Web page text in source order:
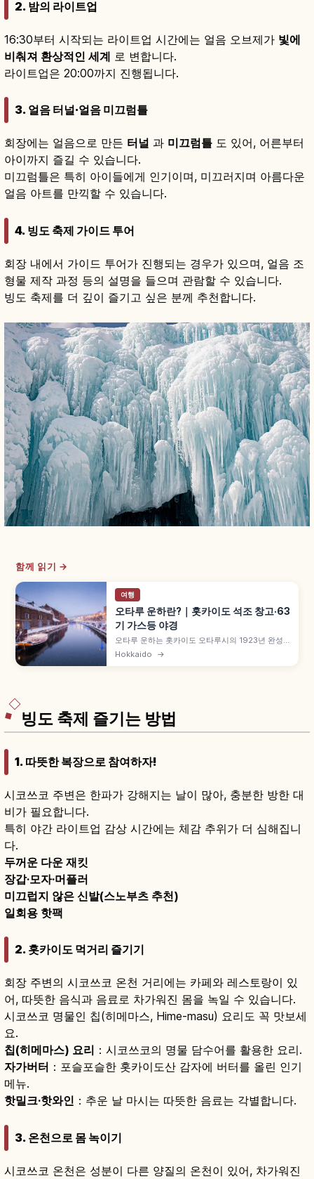
2. 밤의 라이트업
16:30부터 시작되는 라이트업 시간에는 얼음 오브제가 빛에
비춰져 환상적인 세계 로 변합니다.
라이트업은 20:00까지 진행됩니다.
3. 얼음 터널·얼음 미끄럼틀
회장에는 얼음으로 만든 터널 과 미끄럼틀 도 있어, 어른부터
아이까지 즐길 수 있습니다.
미끄럼틀은 특히 아이들에게 인기이며, 미끄러지며 아름다운
얼음 아트를 만끽할 수 있습니다.
4. 빙도 축제 가이드 투어
회장 내에서 가이드 투어가 진행되는 경우가 있으며, 얼음 조
형물 제작 과정 등의 설명을 들으며 관람할 수 있습니다.
빙도 축제를 더 깊이 즐기고 싶은 분께 추천합니다.
함께 읽기 →
여행
오타루 운하란?｜홋카이도 석조 창고·63
기 가스등 야경
오타루 운하는 홋카이도 오타루시의 1923년 완성
된 총길이 약 1,140m 운하로, 해면을 매립해 만든
Hokkaido →
빙도 축제 즐기는 방법
1. 따뜻한 복장으로 참여하자!
시코쓰코 주변은 한파가 강해지는 날이 많아, 충분한 방한 대
비가 필요합니다.
특히 야간 라이트업 감상 시간에는 체감 추위가 더 심해집니
다.
두꺼운 다운 재킷
장갑·모자·머플러
미끄럽지 않은 신발(스노부츠 추천)
일회용 핫팩
2. 홋카이도 먹거리 즐기기
회장 주변의 시코쓰코 온천 거리에는 카페와 레스토랑이 있
어, 따뜻한 음식과 음료로 차가워진 몸을 녹일 수 있습니다.
시코쓰코 명물인 칩(히메마스, Hime-masu) 요리도 꼭 맛보세
요.
칩(히메마스) 요리 ：시코쓰코의 명물 담수어를 활용한 요리.
자가버터 ：포슬포슬한 홋카이도산 감자에 버터를 올린 인기
메뉴.
핫밀크·핫와인 ：추운 날 마시는 따뜻한 음료는 각별합니다.
3. 온천으로 몸 녹이기
시코쓰코 온천은 성분이 다른 양질의 온천이 있어, 차가워진